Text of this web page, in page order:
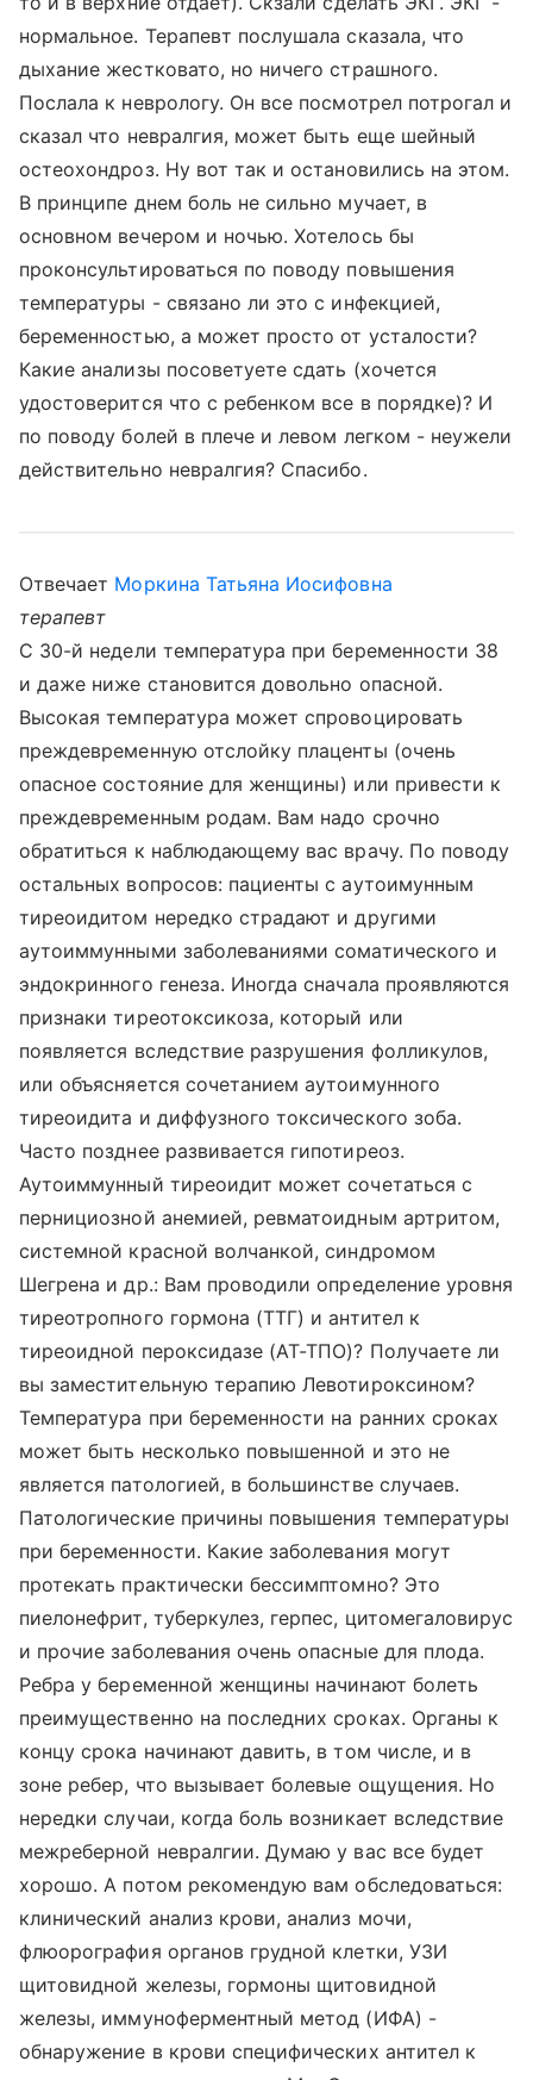
нормальное. Терапевт послушала сказала, что
дыхание жестковато, но ничего страшного.
Послала к неврологу. Он все посмотрел потрогал и
сказал что невралгия, может быть еще шейный
остеохондроз. Ну вот так и остановились на этом.
В принципе днем боль не сильно мучает, в
основном вечером и ночью. Хотелось бы
проконсультироваться по поводу повышения
температуры - связано ли это с инфекцией,
беременностью, а может просто от усталости?
Какие анализы посоветуете сдать (хочется
удостоверится что с ребенком все в порядке)? И
по поводу болей в плече и левом легком - неужели
действительно невралгия? Спасибо.
Отвечает Моркина Татьяна Иосифовна
терапевт
С 30-й недели температура при беременности 38
и даже ниже становится довольно опасной.
Высокая температура может спровоцировать
преждевременную отслойку плаценты (очень
опасное состояние для женщины) или привести к
преждевременным родам. Вам надо срочно
обратиться к наблюдающему вас врачу. По поводу
остальных вопросов: пациенты с аутоимунным
тиреоидитом нередко страдают и другими
аутоиммунными заболеваниями соматического и
эндокринного генеза. Иногда сначала проявляются
признаки тиреотоксикоза, который или
появляется вследствие разрушения фолликулов,
или объясняется сочетанием аутоимунного
тиреоидита и диффузного токсического зоба.
Часто позднее развивается гипотиреоз.
Аутоиммунный тиреоидит может сочетаться с
пернициозной анемией, ревматоидным артритом,
системной красной волчанкой, синдромом
Шегрена и др.: Вам проводили определение уровня
тиреотропного гормона (ТТГ) и антител к
тиреоидной пероксидазе (АТ-ТПО)? Получаете ли
вы заместительную терапию Левотироксином?
Температура при беременности на ранних сроках
может быть несколько повышенной и это не
является патологией, в большинстве случаев.
Патологические причины повышения температуры
при беременности. Какие заболевания могут
протекать практически бессимптомно? Это
пиелонефрит, туберкулез, герпес, цитомегаловирус
и прочие заболевания очень опасные для плода.
Ребра у беременной женщины начинают болеть
преимущественно на последних сроках. Органы к
концу срока начинают давить, в том числе, и в
зоне ребер, что вызывает болевые ощущения. Но
нередки случаи, когда боль возникает вследствие
межреберной невралгии. Думаю у вас все будет
хорошо. А потом рекомендую вам обследоваться:
клинический анализ крови, анализ мочи,
флюорография органов грудной клетки, УЗИ
щитовидной железы, гормоны щитовидной
железы, иммуноферментный метод (ИФА) -
обнаружение в крови специфических антител к